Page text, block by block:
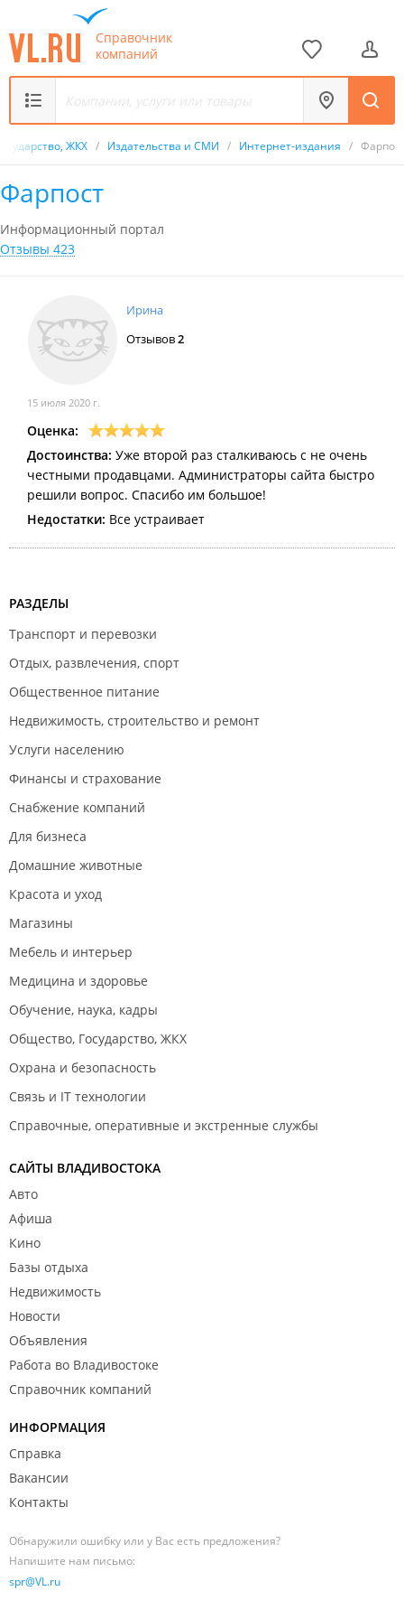
Справочник
компаний
ЖКХ / Издательства и СМИ / Интернет-издания /
Фарпост
Информационный портал
Отзывы 423
Ирина
Отзывов2
15 июля 2020 г.
Оценка:
Достоинства: Уже второй раз сталкиваюсь с не очень
честными продавцами. Администраторы сайта быстро
решили вопрос. Спасибо им большое!
Недостатки: Все устраивает
РАЗДЕЛЫ
Транспорт и перевозки
Отдых, развлечения, спорт
Общественное питание
Недвижимость, строительство и ремонт
Услуги населению
Финансы и страхование
Снабжение компаний
Для бизнеса
Домашние животные
Красота и уход
Магазины
Мебель и интерьер
Медицина и здоровье
Обучение, наука, кадры
Общество, Государство, ЖКХ
Охрана и безопасность
Связь и IT технологии
Справочные, оперативные и экстренные службы
САЙТЫ ВЛАДИВОСТОКА
Авто
Афиша
Кино
Базы отдыха
Недвижимость
Новости
Объявления
Работа во Владивостоке
Справочник компаний
ИНФОРМАЦИЯ
Справка
Вакансии
Контакты
Обнаружили ошибку или у Вас есть предложения?
Напишите нам письмо:
spr@VL.ru